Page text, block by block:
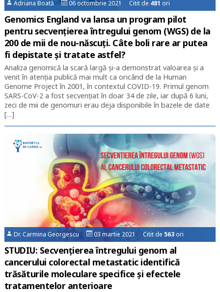
Adriana Boată 06 octombrie 2021 Citit de 481 ori
Genomics England va lansa un program pilot
pentru secvențierea întregului genom (WGS) de la
200 de mii de nou-născuți. Câte boli rare ar putea
fi depistate și tratate astfel?
Analiza genomică la scară largă și-a demonstrat valoarea și a
venit în atenția publică mai mult ca oricând de la Human
Genome Project în 2001, în contextul COVID-19. Primul genom
SARS-CoV-2 a fost secvențiat în doar 34 de zile, iar după 6 luni,
zeci de mii de genomuri erau deja disponibile în bazele de date
[…]
Dr. Carmina Georgescu 03 martie 2021 Citit de 563ori
STUDIU: Secvențierea întregului genom al
cancerului colorectal metastatic identifică
trăsăturile moleculare specifice și efectele
tratamentelor anterioare